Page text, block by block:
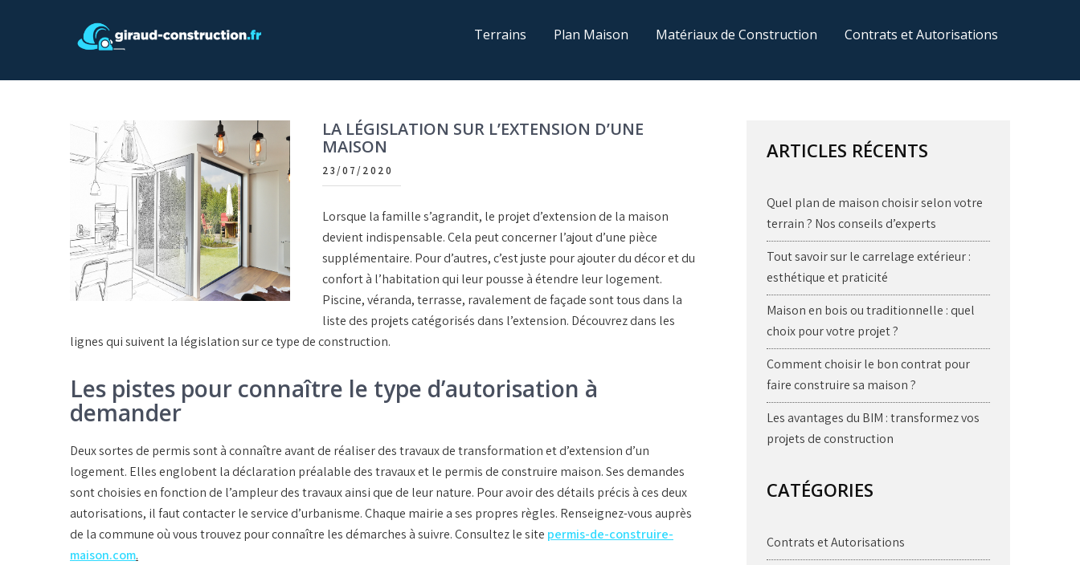
Giraud construction
Terrains Plan Maison Matériaux de Construction Contrats et Autorisations
LA LÉGISLATION SUR L’EXTENSION D’UNE
MAISON
23/07/2020
Lorsque la famille s’agrandit, le projet d’extension de la maison
devient indispensable. Cela peut concerner l’ajout d’une pièce
supplémentaire. Pour d’autres, c’est juste pour ajouter du décor et du
confort à l’habitation qui leur pousse à étendre leur logement.
Piscine, véranda, terrasse, ravalement de façade sont tous dans la
liste des projets catégorisés dans l’extension. Découvrez dans les
lignes qui suivent la législation sur ce type de construction.
Les pistes pour connaître le type d’autorisation à
demander
Deux sortes de permis sont à connaître avant de réaliser des travaux de transformation et d’extension d’un
logement. Elles englobent la déclaration préalable des travaux et le permis de construire maison. Ses demandes
sont choisies en fonction de l’ampleur des travaux ainsi que de leur nature. Pour avoir des détails précis à ces deux
autorisations, il faut contacter le service d’urbanisme. Chaque mairie a ses propres règles. Renseignez-vous auprès
de la commune où vous trouvez pour connaître les démarches à suivre. Consultez le site permis-de-construire-
maison.com.
ARTICLES RÉCENTS
Quel plan de maison choisir selon votre
terrain ? Nos conseils d’experts
Tout savoir sur le carrelage extérieur :
esthétique et praticité
Maison en bois ou traditionnelle : quel
choix pour votre projet ?
Comment choisir le bon contrat pour
faire construire sa maison ?
Les avantages du BIM : transformez vos
projets de construction
CATÉGORIES
Contrats et Autorisations